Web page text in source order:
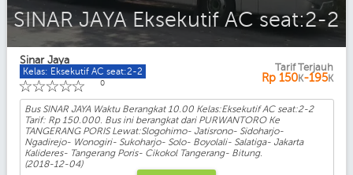
SINAR JAYA Eksekutif AC seat:2-2
Sinar Jaya
Kelas: Eksekutif AC seat:2-2
☆
☆
☆
☆
☆ 0
Tarif Terjauh
Rp 150K-195K
Bus SINAR JAYA Waktu Berangkat 10.00 Kelas:Eksekutif AC seat:2-2
Tarif: Rp 150.000. Bus ini berangkat dari PURWANTORO Ke
TANGERANG PORIS Lewat:Slogohimo- Jatisrono- Sidoharjo-
Ngadirejo- Wonogiri- Sukoharjo- Solo- Boyolali- Salatiga- Jakarta
Kalideres- Tangerang Poris- Cikokol Tangerang- Bitung.
(2018-12-04)